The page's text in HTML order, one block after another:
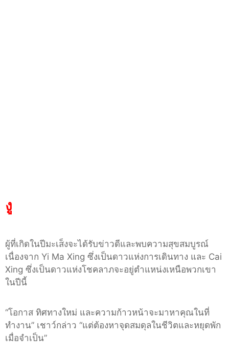
งู
ผู้ที่เกิดในปีมะเส็งจะได้รับข่าวดีและพบความสุขสมบูรณ์
เนื่องจาก Yi Ma Xing ซึ่งเป็นดาวแห่งการเดินทาง และ Cai
Xing ซึ่งเป็นดาวแห่งโชคลาภจะอยู่ตำแหน่งเหนือพวกเขา
ในปีนี้
“โอกาส ทิศทางใหม่ และความก้าวหน้าจะมาหาคุณในที่
ทำงาน” เชาว์กล่าว “แต่ต้องหาจุดสมดุลในชีวิตและหยุดพัก
เมื่อจำเป็น”